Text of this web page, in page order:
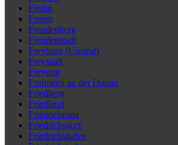
Freital
Freren
Freudenberg
Freudenstadt
Freyburg (Unstrut)
Freystadt
Freyung
Fridingen an der Donau
Friedberg
Friedland
Friedrichroda
Friedrichsdorf
Friedrichshafen